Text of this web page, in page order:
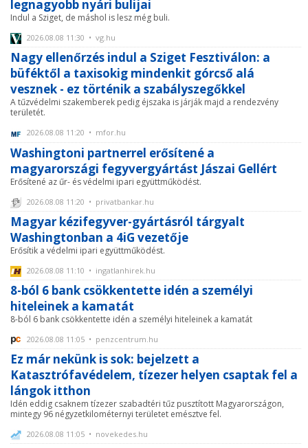
legnagyobb nyári bulijai
Indul a Sziget, de máshol is lesz még buli.
2026.08.08 11:30 • vg.hu
Nagy ellenőrzés indul a Sziget Fesztiválon: a
büféktől a taxisokig mindenkit górcső alá
vesznek - ez történik a szabályszegőkkel
A tűzvédelmi szakemberek pedig éjszaka is járják majd a rendezvény
területét.
2026.08.08 11:20 • mfor.hu
Washingtoni partnerrel erősítené a
magyarországi fegyvergyártást Jászai Gellért
Erősítené az űr- és védelmi ipari együttműködést.
2026.08.08 11:20 • privatbankar.hu
Magyar kézifegyver-gyártásról tárgyalt
Washingtonban a 4iG vezetője
Erősítik a védelmi ipari együttműködést.
2026.08.08 11:10 • ingatlanhirek.hu
8-ból 6 bank csökkentette idén a személyi
hiteleinek a kamatát
8-ból 6 bank csökkentette idén a személyi hiteleinek a kamatát
2026.08.08 11:05 • penzcentrum.hu
Ez már nekünk is sok: bejelzett a
Katasztrófavédelem, tízezer helyen csaptak fel a
lángok itthon
Idén eddig csaknem tízezer szabadtéri tűz pusztított Magyarországon,
mintegy 96 négyzetkilométernyi területet emésztve fel.
2026.08.08 11:05 • novekedes.hu